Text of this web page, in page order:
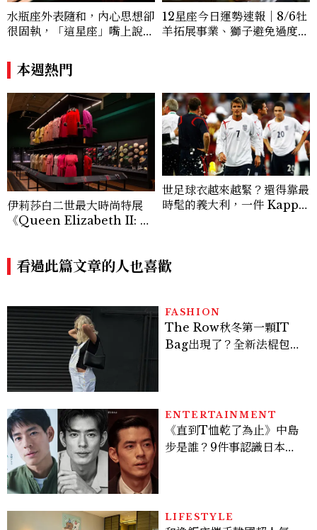
水瓶座外表隨和，內心思想卻
很固執，「這星座」嘴上說都
選！12星座最難被改變的一
面
12星座今日運勢速報｜8/6牡
羊拓展事業、獅子避免過度借
本週熱門
伊莉莎白二世最大時尚特展
《Queen Elizabeth II: H
加冕禮服一次看
世足球衣越來越緊？還得靠最
時髦的義大利，一件 Kappa
看過此篇文章的人也喜歡
FASHION
The Row秋冬第一顆IT
Bag出現了？全新法棍包
ENTERTAINMENT
《直到T恤乾了為止》中島
步是誰？9件事認識日本
LIFESTYLE